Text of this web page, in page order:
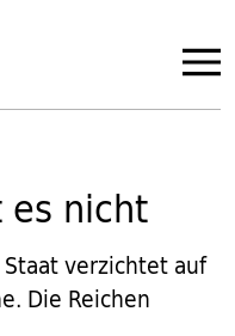
nicht
verzichtet auf
Die Reichen